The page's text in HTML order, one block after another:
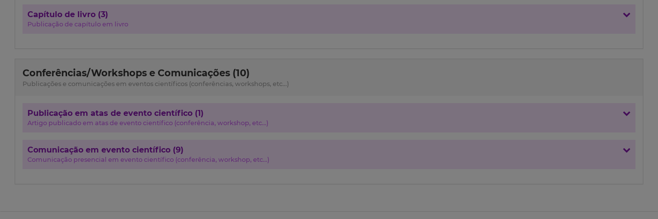
Capítulo de livro (3)
Publicação de capítulo em livro
Conferências/Workshops e Comunicações (10)
Publicações e comunicações em eventos científicos (conferências, workshops, etc...)
Publicação em atas de evento científico (1)
Artigo publicado em atas de evento científico (conferência, workshop, etc...)
Comunicação em evento científico (9)
Comunicação presencial em evento científico (conferência, workshop, etc...)